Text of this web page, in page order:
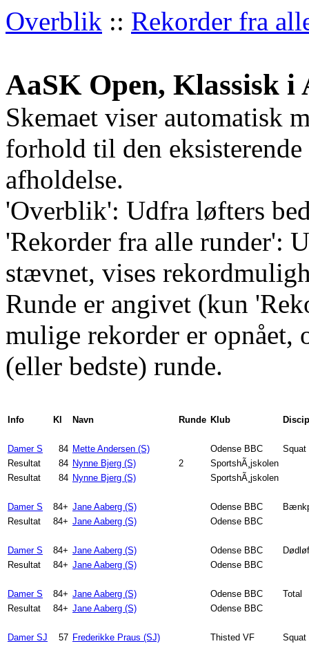
Overblik :: Rekorder fra
AaSK Open, Klassisk
Skemaet viser automatisk
forhold til den
afholdelse.
'Overblik': Udfra løfters
'Rekorder fra alle runder':
stævnet, vises
Runde er angivet (kun
mulige rekorder er opnået,
(eller bedste) runde.
Info Kl Navn Runde Klub
Damer S 84 Mette Andersen (S) Odense BBC
Squat
Resultat
84 Nynne Bjerg (S) 2
SportshÃ¸jskolen
Resultat
84 Nynne Bjerg (S) SportshÃ¸jskolen
Damer S 84+ Jane Aaberg (S) Odense BBC
Resultat
84+ Jane Aaberg (S) Odense BBC
Damer S 84+ Jane Aaberg (S) Odense BBC
Resultat
84+ Jane Aaberg (S) Odense BBC
Damer S 84+ Jane Aaberg (S) Odense BBC
Total
Resultat
84+ Jane Aaberg (S) Odense BBC
Damer SJ 57 Frederikke Praus (SJ) Thisted VF
Squat